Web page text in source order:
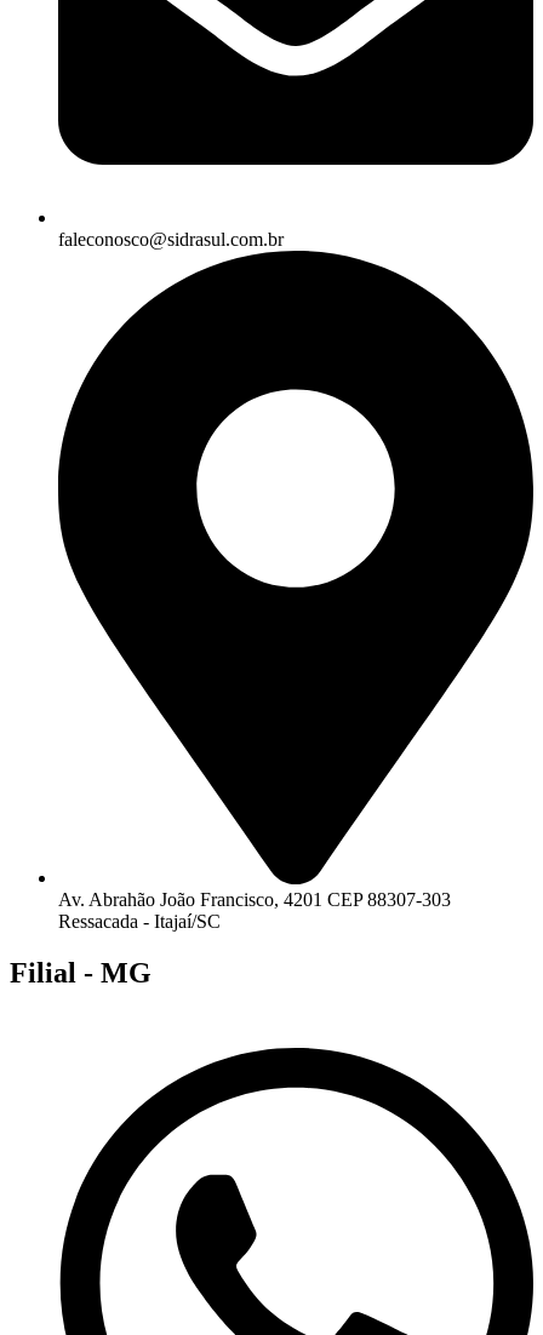
faleconosco@sidrasul.com.br
Av. Abrahão João Francisco, 4201 CEP 88307-303
Ressacada - Itajaí/SC
Filial - MG